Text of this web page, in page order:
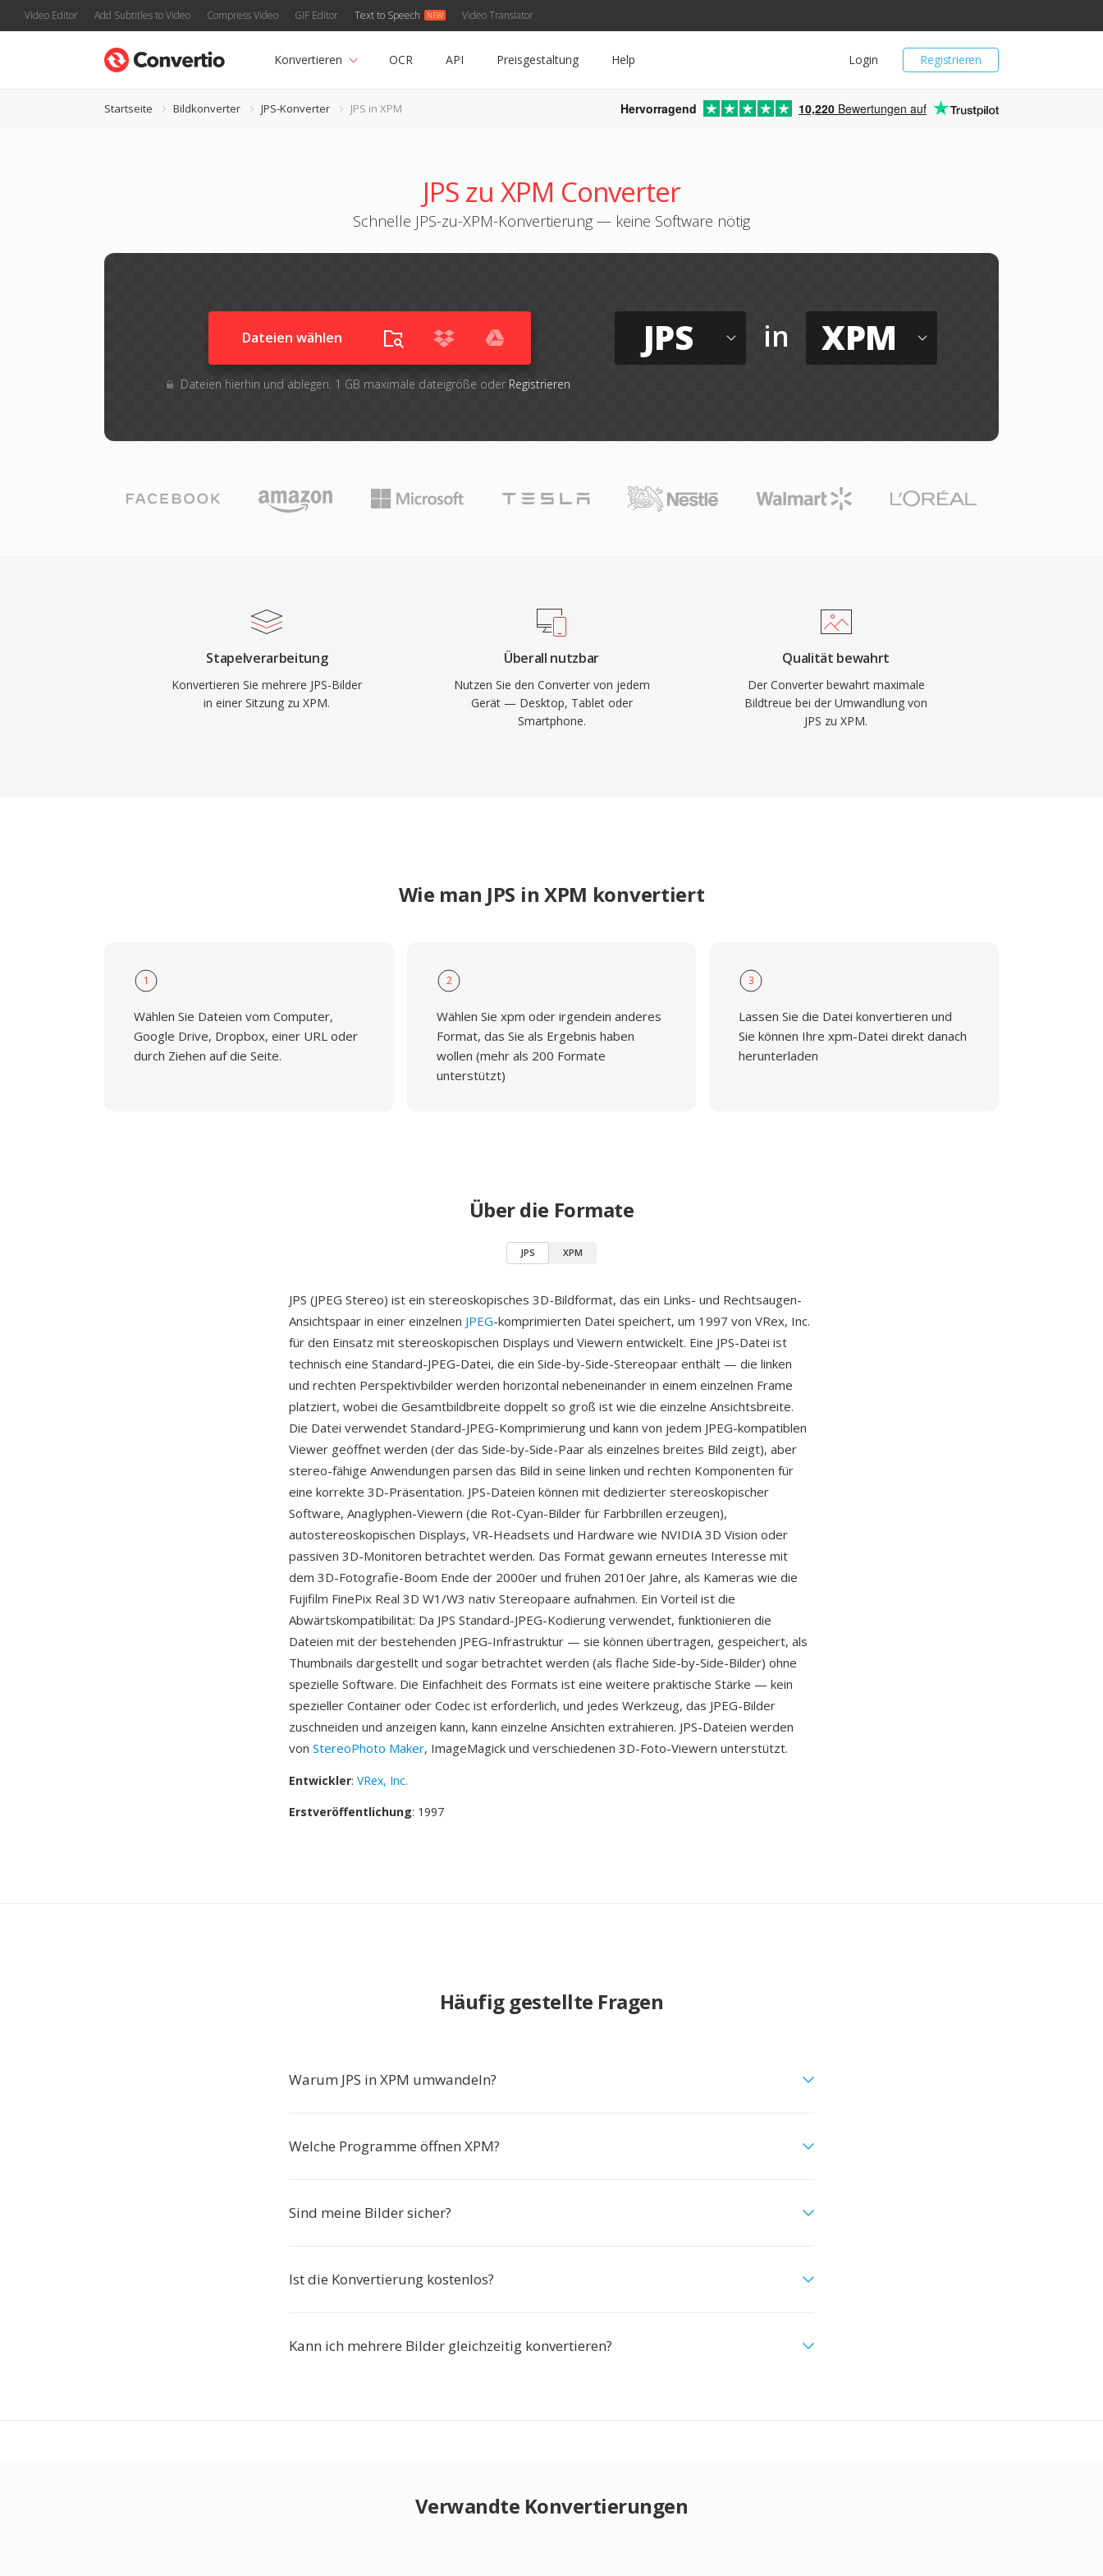
Video Editor Add Subtitles to Video Compress Video GIF Editor Text to Speech Video Translator
Registrieren
Login
Konvertieren OCR API Preisgestaltung Help
Startseite Bildkonverter JPS-Konverter JPS in XPM Hervorragend 10,220 Bewertungen auf
JPS zu XPM Converter
Schnelle JPS-zu-XPM-Konvertierung — keine Software nötig
Dateien wählen
Dateien hierhin und ablegen. 1 GB maximale dateigröße oder Registrieren
JPS in XPM
Stapelverarbeitung
Konvertieren Sie mehrere JPS-Bilder
in einer Sitzung zu XPM.
Überall nutzbar
Nutzen Sie den Converter von jedem
Gerät — Desktop, Tablet oder
Smartphone.
Qualität bewahrt
Der Converter bewahrt maximale
Bildtreue bei der Umwandlung von
JPS zu XPM.
Wie man JPS in XPM konvertiert
1
Wählen Sie Dateien vom Computer,
Google Drive, Dropbox, einer URL oder
durch Ziehen auf die Seite.
2
Wählen Sie xpm oder irgendein anderes
Format, das Sie als Ergebnis haben
wollen (mehr als 200 Formate
unterstützt)
3
Lassen Sie die Datei konvertieren und
Sie können Ihre xpm-Datei direkt danach
herunterladen
Über die Formate
JPS XPM
JPS (JPEG Stereo) ist ein stereoskopisches 3D-Bildformat, das ein Links- und Rechtsaugen-
Ansichtspaar in einer einzelnen JPEG-komprimierten Datei speichert, um 1997 von VRex, Inc.
für den Einsatz mit stereoskopischen Displays und Viewern entwickelt. Eine JPS-Datei ist
technisch eine Standard-JPEG-Datei, die ein Side-by-Side-Stereopaar enthält — die linken
und rechten Perspektivbilder werden horizontal nebeneinander in einem einzelnen Frame
platziert, wobei die Gesamtbildbreite doppelt so groß ist wie die einzelne Ansichtsbreite.
Die Datei verwendet Standard-JPEG-Komprimierung und kann von jedem JPEG-kompatiblen
Viewer geöffnet werden (der das Side-by-Side-Paar als einzelnes breites Bild zeigt), aber
stereo-fähige Anwendungen parsen das Bild in seine linken und rechten Komponenten für
eine korrekte 3D-Präsentation. JPS-Dateien können mit dedizierter stereoskopischer
Software, Anaglyphen-Viewern (die Rot-Cyan-Bilder für Farbbrillen erzeugen),
autostereoskopischen Displays, VR-Headsets und Hardware wie NVIDIA 3D Vision oder
passiven 3D-Monitoren betrachtet werden. Das Format gewann erneutes Interesse mit
dem 3D-Fotografie-Boom Ende der 2000er und frühen 2010er Jahre, als Kameras wie die
Fujifilm FinePix Real 3D W1/W3 nativ Stereopaare aufnahmen. Ein Vorteil ist die
Abwärtskompatibilität: Da JPS Standard-JPEG-Kodierung verwendet, funktionieren die
Dateien mit der bestehenden JPEG-Infrastruktur — sie können übertragen, gespeichert, als
Thumbnails dargestellt und sogar betrachtet werden (als flache Side-by-Side-Bilder) ohne
spezielle Software. Die Einfachheit des Formats ist eine weitere praktische Stärke — kein
spezieller Container oder Codec ist erforderlich, und jedes Werkzeug, das JPEG-Bilder
zuschneiden und anzeigen kann, kann einzelne Ansichten extrahieren. JPS-Dateien werden
von StereoPhoto Maker, ImageMagick und verschiedenen 3D-Foto-Viewern unterstützt.
Entwickler: VRex, Inc.
Erstveröffentlichung: 1997
Häufig gestellte Fragen
Warum JPS in XPM umwandeln?
Welche Programme öffnen XPM?
Sind meine Bilder sicher?
Ist die Konvertierung kostenlos?
Kann ich mehrere Bilder gleichzeitig konvertieren?
Verwandte Konvertierungen